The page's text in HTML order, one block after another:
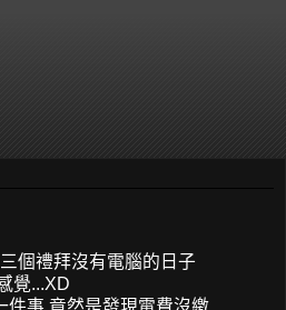
個禮拜沒有電腦的日子
覺...XD
件事 竟然是發現電費沒繳